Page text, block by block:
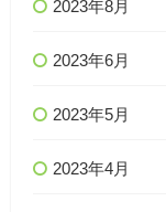
2023年8月
2023年6月
2023年5月
2023年4月